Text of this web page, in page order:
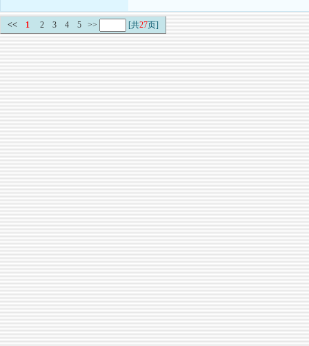
<< 1 2 3 4 5 >> [共27页]